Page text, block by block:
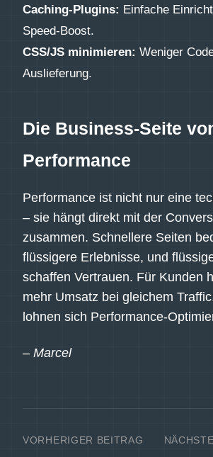
Caching-Plugins: Einfache
Speed-Boost.
CSS/JS minimieren: Weniger
Auslieferung.
Die Business-Seite
Performance
Performance ist nicht nur eine
– sie hängt direkt mit der
zusammen. Schnellere Seiten
flüssigere Erlebnisse, und
schaffen Vertrauen. Für Kunden
mehr Umsatz bei gleichem
lohnen sich Performance-
– Marcel
VORHERIGER BEITRAG